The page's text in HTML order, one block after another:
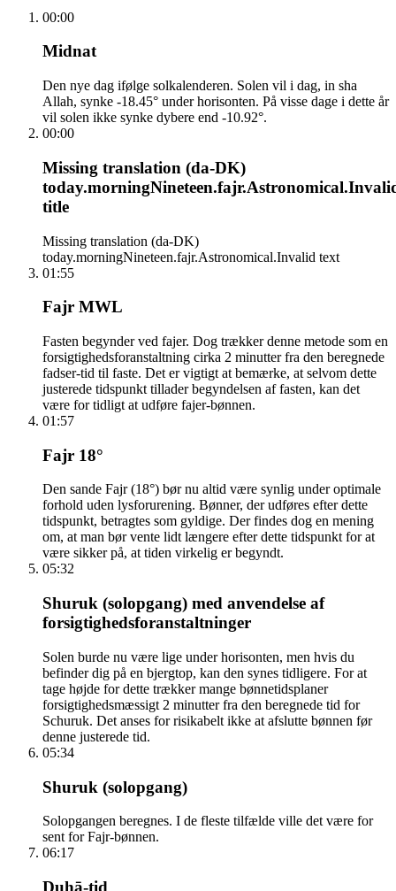
00:00
Midnat
Den nye dag ifølge solkalenderen. Solen vil i dag, in sha
Allah, synke -18.45° under horisonten. På visse dage i dette år
vil solen ikke synke dybere end -10.92°.
00:00
Missing translation (da-DK)
title
Missing translation (da-DK)
today.morningNineteen.fajr.Astronomical.Invalid text
01:55
Fajr MWL
Fasten begynder ved fajer. Dog trækker denne metode som en
forsigtighedsforanstaltning cirka 2 minutter fra den beregnede
fadser-tid til faste. Det er vigtigt at bemærke, at selvom dette
justerede tidspunkt tillader begyndelsen af fasten, kan det
være for tidligt at udføre fajer-bønnen.
01:57
Fajr 18°
Den sande Fajr (18°) bør nu altid være synlig under optimale
forhold uden lysforurening. Bønner, der udføres efter dette
tidspunkt, betragtes som gyldige. Der findes dog en mening
om, at man bør vente lidt længere efter dette tidspunkt for at
være sikker på, at tiden virkelig er begyndt.
05:32
Shuruk (solopgang) med anvendelse af
forsigtighedsforanstaltninger
Solen burde nu være lige under horisonten, men hvis du
befinder dig på en bjergtop, kan den synes tidligere. For at
tage højde for dette trækker mange bønnetidsplaner
forsigtighedsmæssigt 2 minutter fra den beregnede tid for
Schuruk. Det anses for risikabelt ikke at afslutte bønnen før
denne justerede tid.
05:34
Shuruk (solopgang)
Solopgangen beregnes. I de fleste tilfælde ville det være for
sent for Fajr-bønnen.
06:17
Ḍuhā-tid